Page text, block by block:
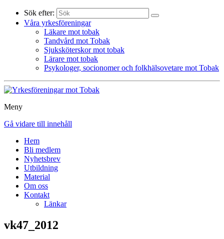
Sök efter:
Våra yrkesföreningar
Läkare mot tobak
Tandvård mot Tobak
Sjuksköterskor mot tobak
Lärare mot tobak
Psykologer, socionomer och folkhälsovetare mot Tobak
Meny
Gå vidare till innehåll
Hem
Bli medlem
Nyhetsbrev
Utbildning
Material
Om oss
Kontakt
Länkar
vk47_2012